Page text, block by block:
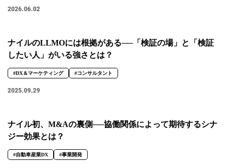
#DX＆マーケティング #コーポレート本部 #メディア＆ソリューション
#人事本部 #自動車産業DX
職種
#エンジニア
テーマ別
#人事からのメッセージ
2026.06.02
ナイルのLLMOには根拠がある──「検証の場」と「検証
したい人」がいる強さとは？
#DX＆マーケティング #コンサルタント
2025.09.29
ナイル初、M&Aの裏側──協働関係によって期待するシナ
ジー効果とは？
#自動車産業DX #事業開発